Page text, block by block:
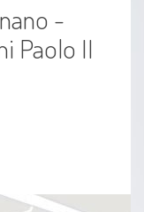
-
Paolo II